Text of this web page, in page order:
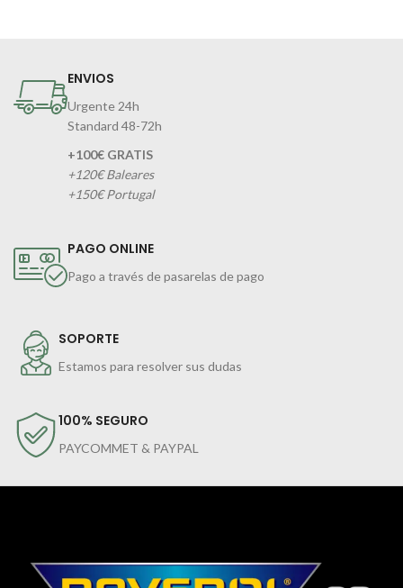
ENVIOS
Urgente 24h
Standard 48-72h
+100€ GRATIS
+120€ Baleares
+150€ Portugal
PAGO ONLINE
Pago a través de pasarelas de pago
SOPORTE
Estamos para resolver sus dudas
100% SEGURO
PAYCOMMET & PAYPAL